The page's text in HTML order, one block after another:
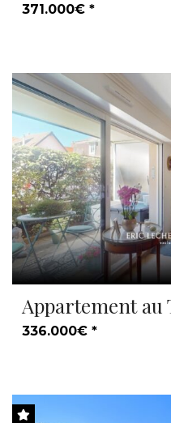
371.000€ *
Appartement au
336.000€ *